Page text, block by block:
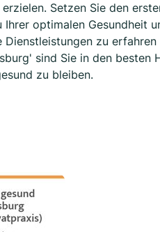
Setzen Sie den
Ihrer optimalen Gesundheit
Dienstleistungen zu
sind Sie in den besten
zu bleiben.